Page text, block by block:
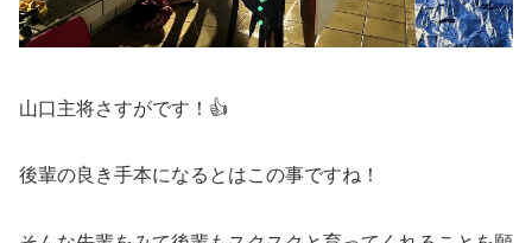
山口主将さすがです！👍
後輩の良き手本になるとはこの事ですね！